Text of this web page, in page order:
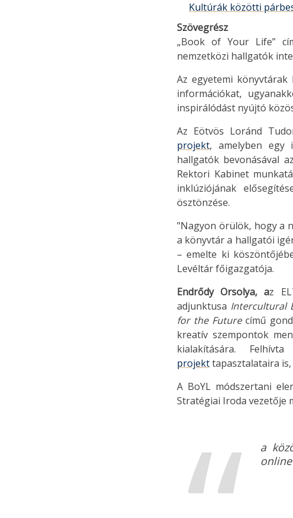
Kultúrák közötti
Szövegrész
„Book of Your Life”
nemzetközi hallgatók
Az egyetemi
információkat,
inspirálódást nyújtó
Az Eötvös Loránd
projekt, amelyben egy
hallgatók bevonásával
Rektori Kabinet
inklúziójának
ösztönzése.
"Nagyon örülök, hogy a
a könyvtár a hallgatói
– emelte ki
Levéltár főigazgatója.
Endrődy Orsolya, az
adjunktusa Intercultural
for the Future című
kreatív szempontok
kialakítására.
projekttapasztalataira
A BoYL módszertani
Stratégiai Iroda vezetője
a